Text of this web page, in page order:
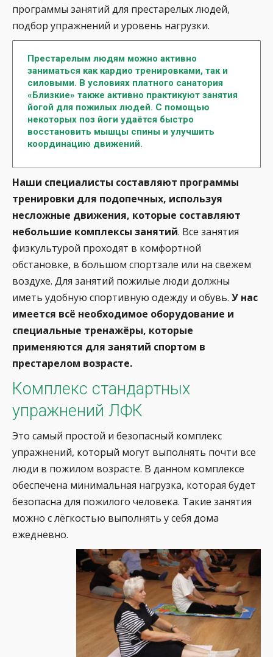
программы занятий для престарелых людей,
подбор упражнений и уровень нагрузки.
Престарелым людям можно активно
заниматься как кардио тренировками, так и
силовыми. В условиях платного санатория
«Близкие» также активно практикуют занятия
йогой для пожилых людей. С помощью
некоторых поз йоги удаётся быстро
восстановить мышцы спины и улучшить
координацию движений.
Наши специалисты составляют программы
тренировки для подопечных, используя
несложные движения, которые составляют
небольшие комплексы занятий. Все занятия
физкультурой проходят в комфортной
обстановке, в большом спортзале или на свежем
воздухе. Для занятий пожилые люди должны
иметь удобную спортивную одежду и обувь. У нас
имеется всё необходимое оборудование и
специальные тренажёры, которые
применяются для занятий спортом в
престарелом возрасте.
Комплекс стандартных
упражнений ЛФК
Это самый простой и безопасный комплекс
упражнений, который могут выполнять почти все
люди в пожилом возрасте. В данном комплексе
обеспечена минимальная нагрузка, которая будет
безопасна для пожилого человека. Такие занятия
можно с лёгкостью выполнять у себя дома
ежедневно.